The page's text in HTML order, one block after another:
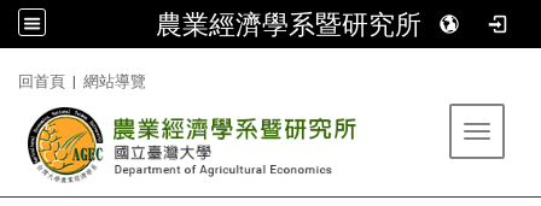
農業經濟學系暨研究所
回首頁 | 網站導覽
Toggle